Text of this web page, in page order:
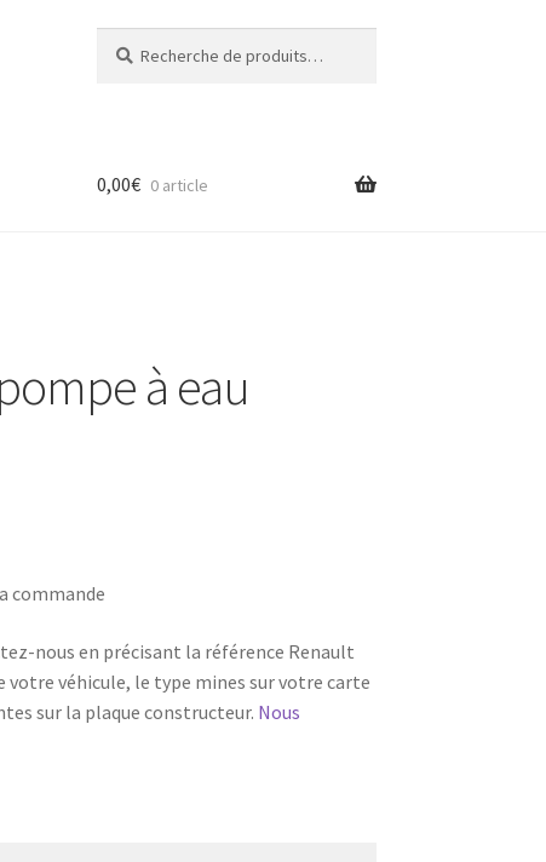
pour :
0,00€ 0 article
à eau
commande
nous en précisant la référence Renault
véhicule, le type mines sur votre carte
sur la plaque constructeur. Nous